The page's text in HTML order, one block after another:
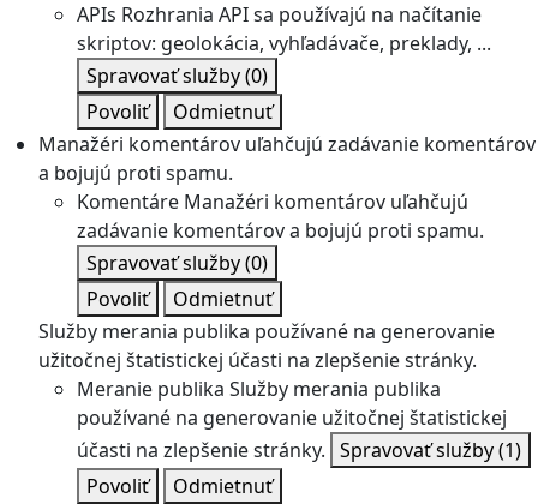
APIs Rozhrania API sa používajú na načítanie
skriptov: geolokácia, vyhľadávače, preklady, ...
Spravovať služby(0)
Povoliť
Odmietnuť
Manažéri komentárov uľahčujú zadávanie komentárov
a bojujú proti spamu.
Komentáre Manažéri komentárov uľahčujú
zadávanie komentárov a bojujú proti spamu.
Spravovať služby(0)
Povoliť
Odmietnuť
Služby merania publika používané na generovanie
užitočnej štatistickej účasti na zlepšenie stránky.
Meranie publika Služby merania publika
používané na generovanie užitočnej štatistickej
účasti na zlepšenie stránky. Spravovať služby(1)
Povoliť
Odmietnuť